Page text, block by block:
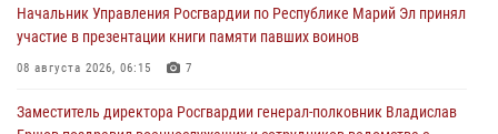
Начальник Управления Росгвардии по Республике Марий Эл принял
участие в презентации книги памяти павших воинов
08 августа 2026, 06:15 7
Заместитель директора Росгвардии генерал-полковник Владислав